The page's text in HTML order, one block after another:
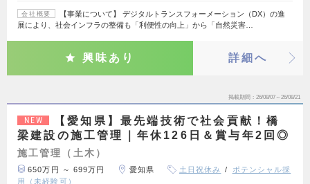
会社概要
【事業について】 デジタルトランスフォーメーション（DX）の進
展により、社会インフラの整備も「利便性の向上」から「自然災害…
興味あり 詳細へ
掲載期間 26/08/07～26/08/21
NEW
【愛知県】最先端技術で社会貢献！橋
梁建設の施工管理｜年休126日＆賞与年2回◎
施工管理（土木）
650万円 ～ 699万円 愛知県 土日祝休み
ポテンシャル採
用（未経験可）